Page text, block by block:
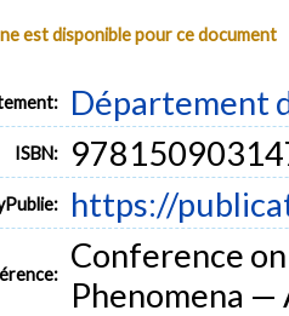
est disponible pour ce document
Département
ISBN:
https://
Conference
Phenomena